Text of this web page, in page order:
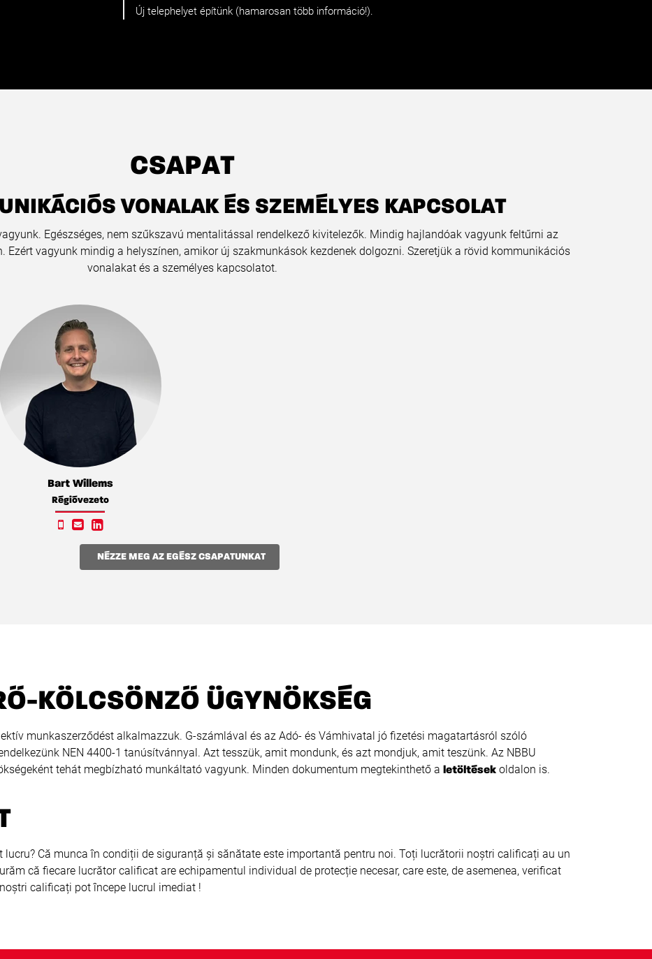
Új telephelyet építünk (hamarosan több információ!).
CSAPAT
VONALAK ÉS SZEMÉLYES KAPCSOLAT
Egészséges, nem szűkszavú mentalitással rendelkező kivitelezők. Mindig hajlandóak vagyunk feltűrni az
Ezért vagyunk mindig a helyszínen, amikor új szakmunkások kezdenek dolgozni. Szeretjük a rövid kommunikációs
vonalakat és a személyes kapcsolatot.
Bart Willems
Régióvezeto
NÉZZE MEG AZ EGÉSZ CSAPATUNKAT
KÖLCSÖNZŐ ÜGYNÖKSÉG
munkaszerződést alkalmazzuk. G-számlával és az Adó- és Vámhivatal jó fizetési magatartásról szóló
NEN 4400-1 tanúsítvánnyal. Azt tesszük, amit mondunk, és azt mondjuk, amit teszünk. Az NBBU
tehát megbízható munkáltató vagyunk. Minden dokumentum megtekinthető a letöltések oldalon is.
lucru? Că munca în condiții de siguranță și sănătate este importantă pentru noi. Toți lucrătorii noștri calificați au un
că fiecare lucrător calificat are echipamentul individual de protecție necesar, care este, de asemenea, verificat
calificați pot începe lucrul imediat !